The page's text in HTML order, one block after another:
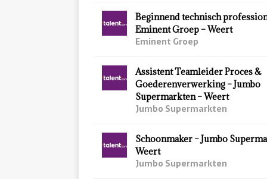
Beginnend technisch
Eminent Groep – Weert
Eminent Groep
Assistent Teamleider Proces &
Goederenverwerking – Jumbo
Supermarkten – Weert
Jumbo Supermarkten
Schoonmaker – Jumbo
Weert
Jumbo Supermarkten